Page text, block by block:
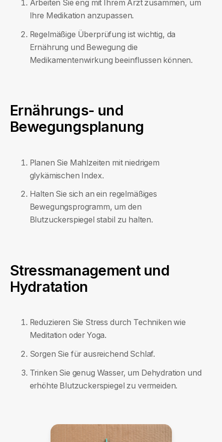
Arbeiten Sie eng mit Ihrem Arzt zusammen, um
Ihre Medikation anzupassen.
Regelmäßige Überprüfung ist wichtig, da
Ernährung und Bewegung die
Medikamentenwirkung beeinflussen können.
Ernährungs- und
Bewegungsplanung
Planen Sie Mahlzeiten mit niedrigem
glykämischen Index.
Halten Sie sich an ein regelmäßiges
Bewegungsprogramm, um den
Blutzuckerspiegel stabil zu halten.
Stressmanagement und
Hydratation
Reduzieren Sie Stress durch Techniken wie
Meditation oder Yoga.
Sorgen Sie für ausreichend Schlaf.
Trinken Sie genug Wasser, um Dehydration und
erhöhte Blutzuckerspiegel zu vermeiden.